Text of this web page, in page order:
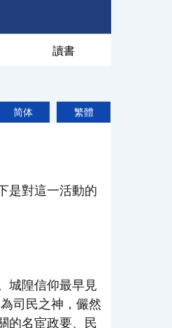
讀書
繁體
简体
是對這一活動的
城隍信仰最早見
司民之神，儼然
的名宦政要、民